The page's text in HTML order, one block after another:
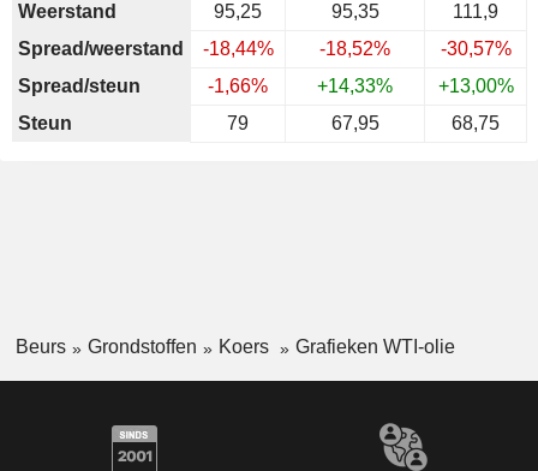
Weerstand
95,25 95,35
111,9
Spread/weerstand
-18,44% -18,52%
-30,57%
Spread/steun
-1,66% +14,33%
+13,00%
Steun
79 67,95 68,75
Beurs Grondstoffen Koers Grafieken WTI-olie